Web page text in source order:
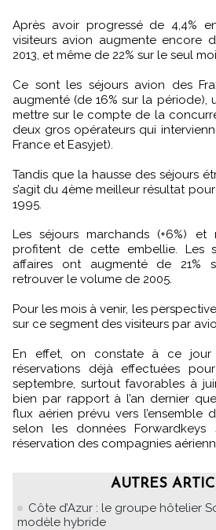
Après avoir progressé de 4,4%
visiteurs avion augmente encore
2013, et même de 22% sur le seul
Ce sont les séjours avion des
augmenté (de 16% sur la période),
mettre sur le compte de la
deux gros opérateurs qui
France et Easyjet).
Tandis que la hausse des séjours
s’agit du 4ème meilleur résultat
1995.
Les séjours marchands (+6%) et
profitent de cette embellie. Les
affaires ont augmenté de 21%
retrouver le volume de 2005.
Pour les mois à venir, les
sur ce segment des visiteurs par
En effet, on constate à ce jour
réservations déjà effectuées
septembre, surtout favorables à
bien par rapport à l’an dernier
flux aérien prévu vers l’ensemble
selon les données
réservation des compagnies
AUTRES
Côte d’Azur : le groupe hôtelier
modèle hybride